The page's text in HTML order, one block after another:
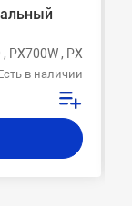
, PX710W ,
в наличии